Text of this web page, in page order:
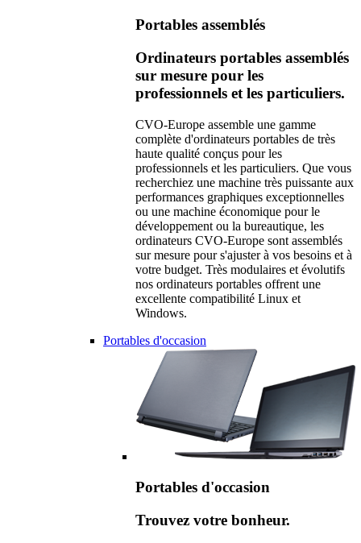
Portables assemblés
Ordinateurs portables assemblés
sur mesure pour les
professionnels et les particuliers.
CVO-Europe assemble une gamme
complète d'ordinateurs portables de très
haute qualité conçus pour les
professionnels et les particuliers. Que vous
recherchiez une machine très puissante aux
performances graphiques exceptionnelles
ou une machine économique pour le
développement ou la bureautique, les
ordinateurs CVO-Europe sont assemblés
sur mesure pour s'ajuster à vos besoins et à
votre budget. Très modulaires et évolutifs
nos ordinateurs portables offrent une
excellente compatibilité Linux et
Windows.
Portables d'occasion
Portables d'occasion
Trouvez votre bonheur.